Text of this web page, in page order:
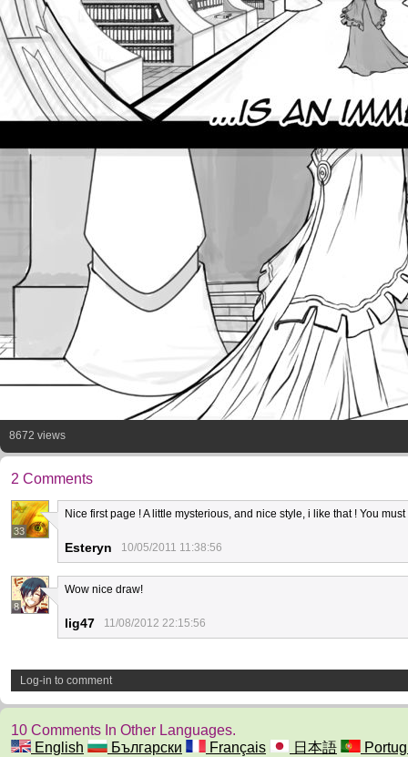
8672 views
2 Comments
33
Nice first page ! A little mysterious, and nice style, i like that ! You
Esteryn 10/05/2011 11:38:56
8
Wow nice draw!
lig47 11/08/2012 22:15:56
Log-in to comment
10 Comments In Other Languages.
English
Български Français 日本語